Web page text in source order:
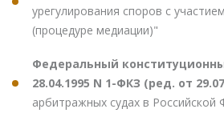
урегулирования споров с
(процедуре медиации)"
Федеральный
28.04.1995 N 1-ФКЗ (ред. от
арбитражных судах в Российской